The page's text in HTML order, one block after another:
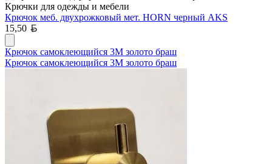
Крючки для одежды и мебели
Крючок меб. двухрожковый мет. HORN черный AKS
15,50
Крючок самоклеющийся 3М золото браш
Крючок самоклеющийся 3М золото браш